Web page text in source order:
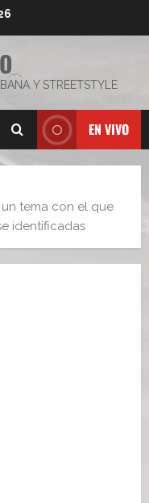
Y STREETSTYLE
EN VIVO
un tema con el que
identificadas